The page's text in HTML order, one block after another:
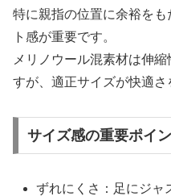
特に親指の位置に余裕を
ト感が重要です。
メリノウール混素材は伸
すが、適正サイズが快適さ
サイズ感の重要ポイ
ずれにくさ：足にジャ